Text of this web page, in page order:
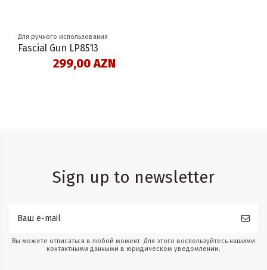
Для ручного использования
Fascial Gun LP8513
299,00 AZN
Sign up to newsletter
Вы можете отписаться в любой момент. Для этого воспользуйтесь нашими
контактными данными в юридическом уведомлении.